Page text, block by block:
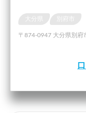
〒874-0947 大分県別府